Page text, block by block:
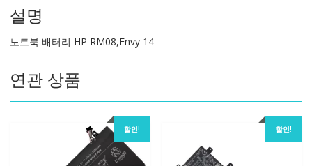
설명
노트북 배터리 HP RM08,Envy 14
연관 상품
할인! 할인!